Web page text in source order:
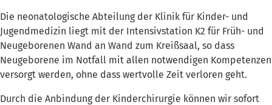
Die neonatologische Abteilung der Klinik für Kinder- und
Jugendmedizin liegt mit der Intensivstation K2 für Früh- und
Neugeborenen Wand an Wand zum Kreißsaal, so dass
Neugeborene im Notfall mit allen notwendigen Kompetenzen
versorgt werden, ohne dass wertvolle Zeit verloren geht.
Durch die Anbindung der Kinderchirurgie können wir sofort